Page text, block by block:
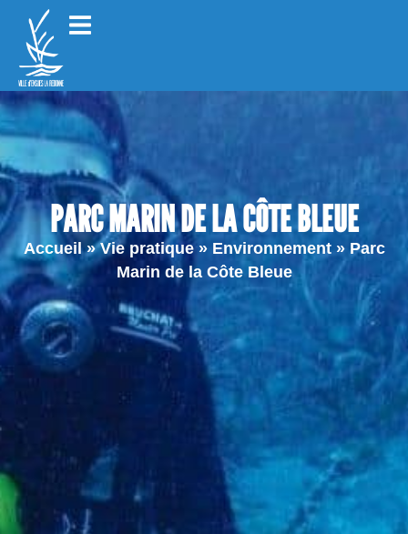
PARC MARIN DE LA CÔTE BLEUE
Accueil»Vie pratique» Environnement» Parc
Marin de la Côte Bleue